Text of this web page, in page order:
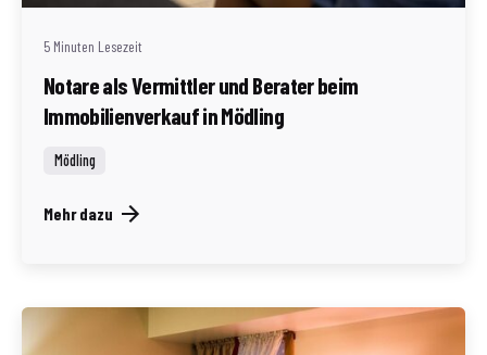
5 Minuten Lesezeit
Notare als Vermittler und Berater beim
Immobilienverkauf in Mödling
Mödling
Mehr dazu